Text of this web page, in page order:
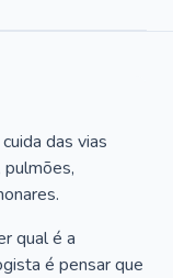
das vias
pulmões,
qual é a
é pensar que